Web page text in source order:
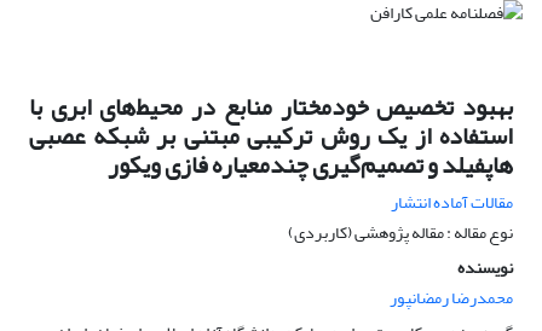
بهبود تخصیص خودمختار منابع در محیط‌های ابری با
استفاده از یک روش ترکیبی مبتنی بر شبکه عصبی
هاپفیلد و تصمیم‌گیری چندمعیاره فازی ویکور
مقالات آماده انتشار
نوع مقاله : مقاله پژوهشی (کاربردی)
نویسنده
محمدرضا رمضانپور